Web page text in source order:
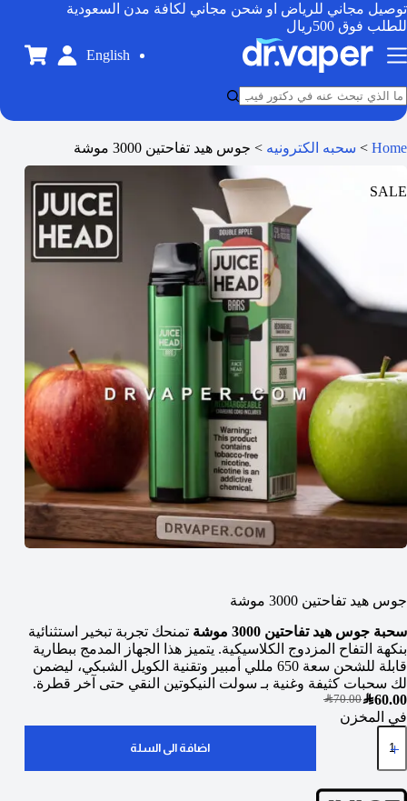
توصيل مجاني للرياض او شحن مجاني لكافة مدن السعودية
للطلب فوق 500ريال
English
Home
> سحبه الكترونيه > جوس هيد تفاحتين 3000 موشة
SALE
جوس هيد تفاحتين 3000 موشة
سحبة جوس هيد تفاحتين 3000 موشة
تمنحك تجربة تبخير استثنائية
بنكهة التفاح المزدوج الكلاسيكية. يتميز هذا الجهاز المدمج ببطارية
قابلة للشحن سعة 650 مللي أمبير وتقنية الكويل الشبكي، ليضمن
لك سحبات كثيفة وغنية بـ سولت النيكوتين النقي حتى آخر قطرة.
SAR70.00SAR60.00
في المخزن
اضافة الى السلة